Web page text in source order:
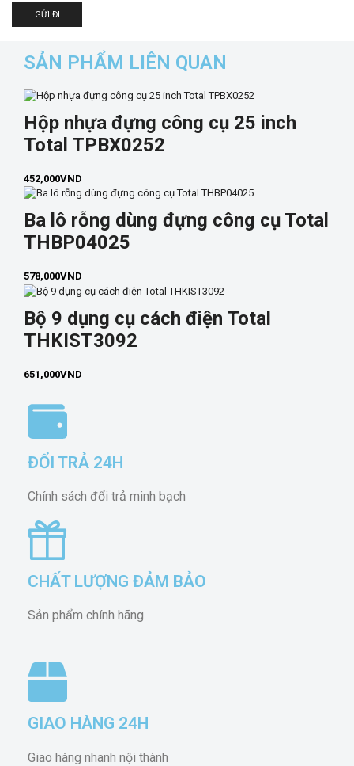
SẢN PHẨM LIÊN QUAN
Hộp nhựa đựng công cụ 25 inch
Total TPBX0252
452,000VND
Ba lô rỗng dùng đựng công cụ Total
THBP04025
578,000VND
Bộ 9 dụng cụ cách điện Total
THKIST3092
651,000VND
ĐỔI TRẢ 24H
Chính sách đổi trả minh bạch
CHẤT LƯỢNG ĐẢM BẢO
Sản phẩm chính hãng
GIAO HÀNG 24H
Giao hàng nhanh nội thành